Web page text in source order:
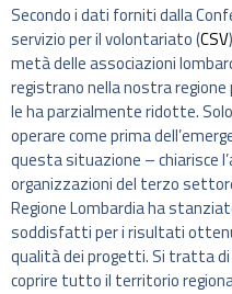
Secondo i dati forniti dalla
servizio per il volontariato (CSV
metà delle associazioni
registrano nella nostra
le ha parzialmente ridotte.
operare come prima
questa situazione – chiarisce
organizzazioni del terzo
Regione Lombardia ha
soddisfatti per i risultati
qualità dei progetti. Si tratta
coprire tutto il territorio